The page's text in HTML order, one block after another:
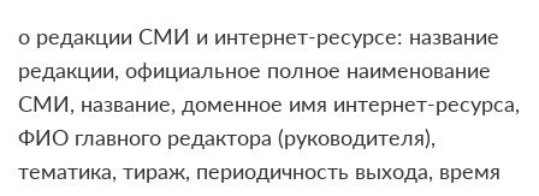
о редакции СМИ и интернет-ресурсе: название
редакции, официальное полное наименование
СМИ, название, доменное имя интернет-ресурса,
ФИО главного редактора (руководителя),
тематика, тираж, периодичность выхода, время